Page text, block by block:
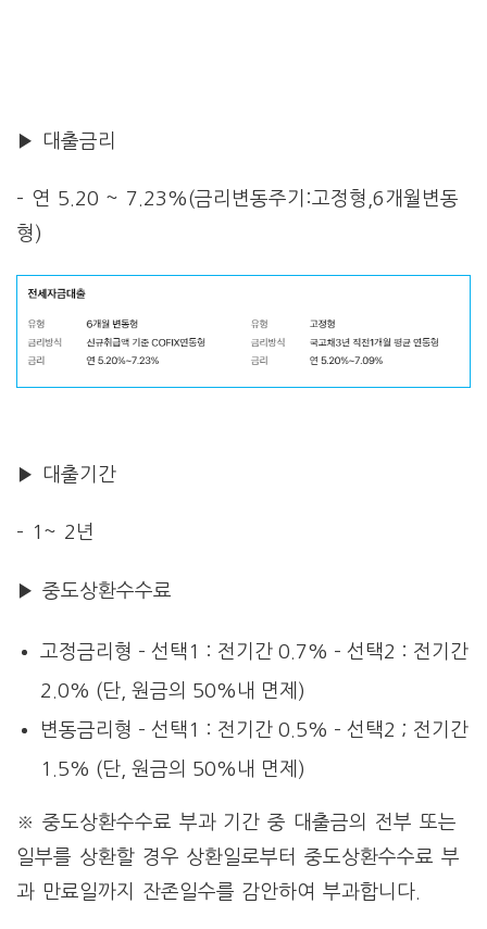
▶ 대출금리
– 연 5.20 ~ 7.23%(금리변동주기:고정형,6개월변동
형)
▶ 대출기간
– 1~ 2년
▶ 중도상환수수료
고정금리형 – 선택1 : 전기간 0.7% – 선택2 : 전기간
2.0% (단, 원금의 50%내 면제)
변동금리형 – 선택1 : 전기간 0.5% – 선택2 ; 전기간
1.5% (단, 원금의 50%내 면제)
※ 중도상환수수료 부과 기간 중 대출금의 전부 또는
일부를 상환할 경우 상환일로부터 중도상환수수료 부
과 만료일까지 잔존일수를 감안하여 부과합니다.